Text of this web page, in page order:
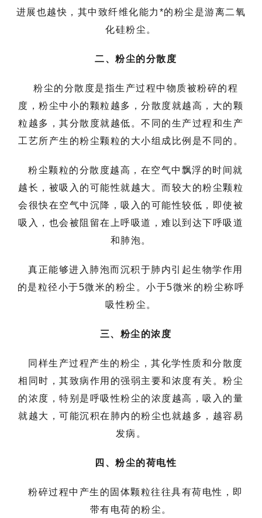
进展也越快，其中致纤维化能力*的粉尘是游离二氧
化硅粉尘。
二、粉尘的分散度
粉尘的分散度是指生产过程中物质被粉碎的程
度，粉尘中小的颗粒越多，分散度就越高，大的颗
粒越多，其分散度就越低。不同的生产过程和生产
工艺所产生的粉尘颗粒的大小组成比例是不同的。
粉尘颗粒的分散度越高，在空气中飘浮的时间就
越长，被吸入的可能性就越大。而较大的粉尘颗粒
会很快在空气中沉降，吸入的可能性较低，即使被
吸入，也会被阻留在上呼吸道，难以到达下呼吸道
和肺泡。
真正能够进入肺泡而沉积于肺内引起生物学作用
的是粒径小于5微米的粉尘。小于5微米的粉尘称呼
吸性粉尘。
三、粉尘的浓度
同样生产过程产生的粉尘，其化学性质和分散度
相同时，其致病作用的强弱主要和浓度有关。粉尘
的浓度，特别是呼吸性粉尘的浓度越高，吸入的量
就越大，可能沉积在肺内的粉尘也就越多，越容易
发病。
四、粉尘的荷电性
粉碎过程中产生的固体颗粒往往具有荷电性，即
带有电荷的粉尘。